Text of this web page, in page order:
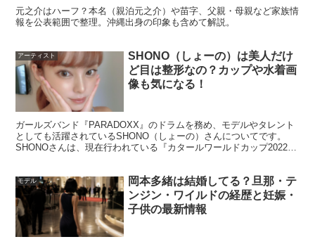
経歴的にはちょこっとブランドのモデルなどもされていた
ようですが、
お仕事のオファーが殺到しそうですよね！
これまでに表に出てこなかったのが不思議なくらいです。
元之介はハーフ？本名（親泊元之介）や苗字、父親・母親など家族情
報を公表範囲で整理。沖縄出身の印象も含めて解説。
アーティスト
SHONO（しょーの）は美人だけ
ど目は整形なの？カップや水着画
像も気になる！
ガールズバンド『PARADOXX』のドラムを務め、モデルやタレント
としても活躍されているSHONO（しょーの）さんについてです。
SHONOさんは、現在行われている『カタールワールドカップ2022』
モデル
岡本多緒は結婚してる？旦那・テ
ンジン・ワイルドの経歴と妊娠・
子供の最新情報